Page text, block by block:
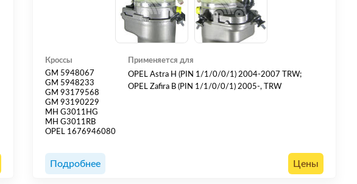
Кроссы
GM 5948067
GM 5948233
GM 93179568
GM 93190229
MH G3011HG
MH G3011RB
OPEL 1676946080
Применяется для
OPEL Astra H (PIN 1/1/0/0/1) 2004-2007 TRW;
OPEL Zafira B (PIN 1/1/0/0/1) 2005-, TRW
Подробнее Цены